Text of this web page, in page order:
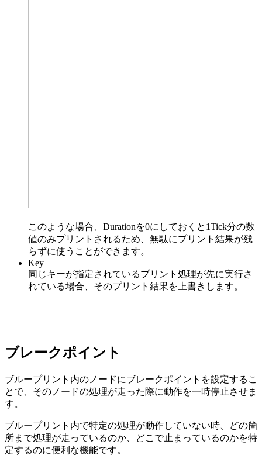
このような場合、Durationを0にしておくと1Tick分の数
値のみプリントされるため、無駄にプリント結果が残
らずに使うことができます。
Key
同じキーが指定されているプリント処理が先に実行さ
れている場合、そのプリント結果を上書きします。
ブレークポイント
ブループリント内のノードにブレークポイントを設定するこ
とで、そのノードの処理が走った際に動作を一時停止させま
す。
ブループリント内で特定の処理が動作していない時、どの箇
所まで処理が走っているのか、どこで止まっているのかを特
定するのに便利な機能です。